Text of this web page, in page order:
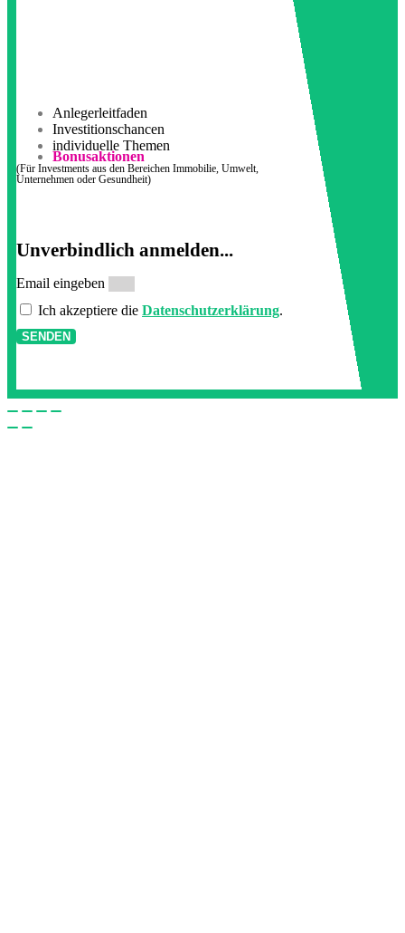
Anlegerleitfaden
Investitionschancen
individuelle Themen
Bonusaktionen
(Für Investments aus den Bereichen Immobilie, Umwelt,
Unternehmen oder Gesundheit)
Unverbindlich anmelden...
Email eingeben
Ich akzeptiere die Datenschutzerklärung.
SENDEN